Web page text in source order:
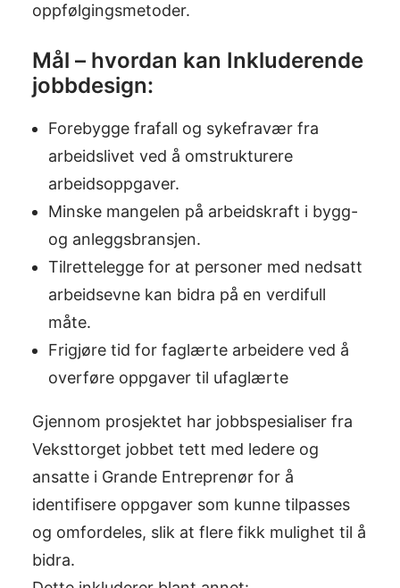
oppfølgingsmetoder.
Mål – hvordan kan Inkluderende
jobbdesign:
Forebygge frafall og sykefravær fra
arbeidslivet ved å omstrukturere
arbeidsoppgaver.
Minske mangelen på arbeidskraft i bygg-
og anleggsbransjen.
Tilrettelegge for at personer med nedsatt
arbeidsevne kan bidra på en verdifull
måte.
Frigjøre tid for faglærte arbeidere ved å
overføre oppgaver til ufaglærte
Gjennom prosjektet har jobbspesialiser fra
Veksttorget jobbet tett med ledere og
ansatte i Grande Entreprenør for å
identifisere oppgaver som kunne tilpasses
og omfordeles, slik at flere fikk mulighet til å
bidra.